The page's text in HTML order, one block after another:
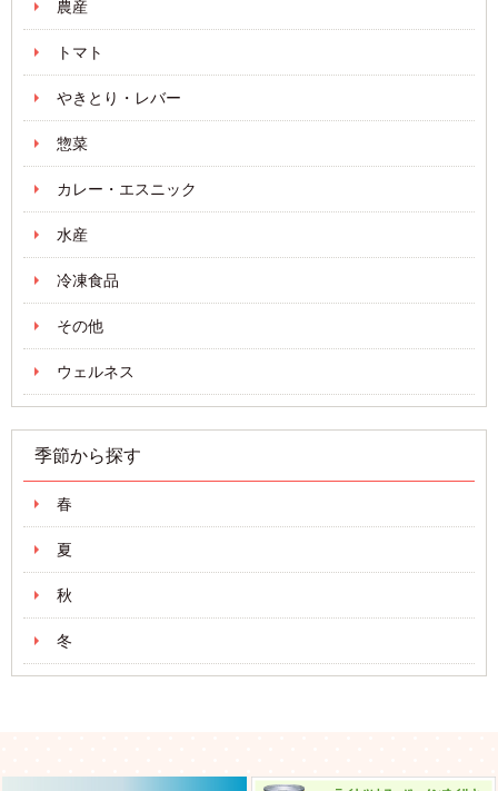
農産
トマト
やきとり・レバー
惣菜
カレー・エスニック
水産
冷凍食品
その他
ウェルネス
季節から探す
春
夏
秋
冬